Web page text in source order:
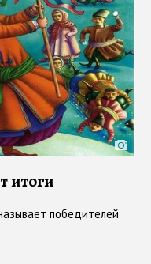
итоги
победителей